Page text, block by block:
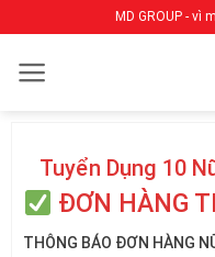
qua
nội
MD GROUP -
Tuyển Dụng 10
ĐƠN HÀNG
THÔNG BÁO ĐƠN HÀNG